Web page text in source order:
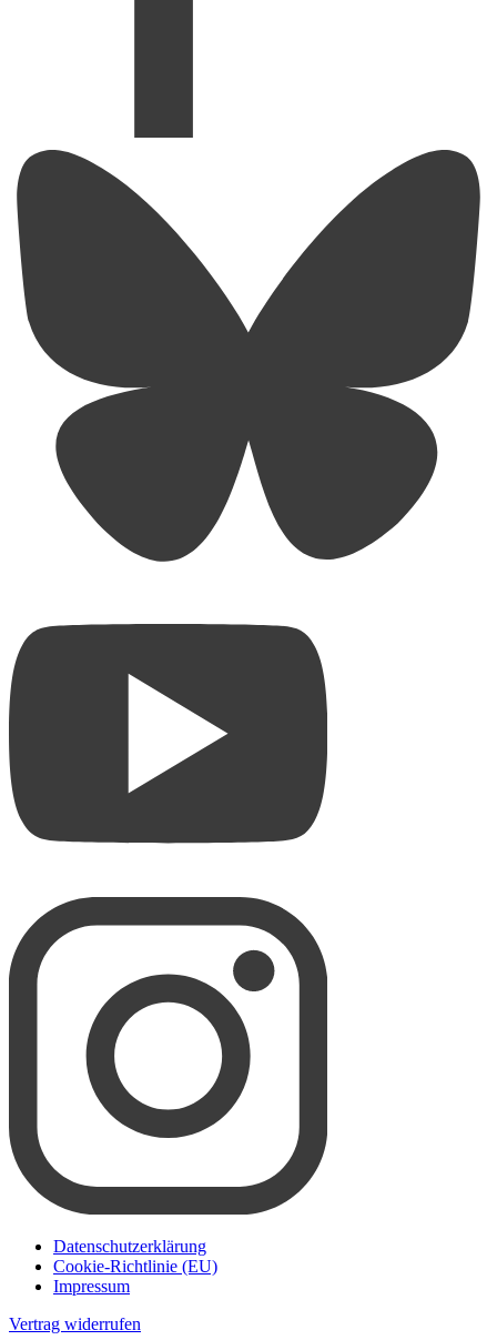
Datenschutzerklärung
Cookie-Richtlinie (EU)
Impressum
Vertrag widerrufen